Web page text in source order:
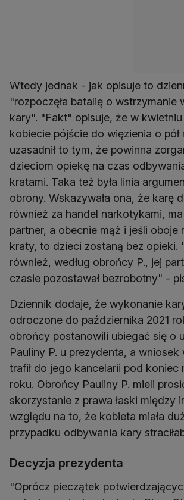
Wtedy jednak - jak opisuje to
"rozpoczęła batalię o wstrzymanie
kary". "Fakt" opisuje, że w kwietniu
kobiecie pójście do więzienia o pół
uzasadnił to tym, że powinna
dzieciom opiekę na czas
kratami. Taka też była linia
obrony. Wskazywała ona, że karę
również za handel narkotykami,
partner, a obecnie mąż i jeśli oboje
kraty, to dzieci zostaną bez opieki.
również, według obrońcy P., jej
czasie pozostawał bezrobotny" -
Dziennik dodaje, że wykonanie
odroczone do października 2021
obrońcy postanowili ubiegać się o
Pauliny P. u prezydenta, a wniosek
trafił do jego kancelarii pod koniec
roku. Obrońcy Pauliny P. mieli
skorzystanie z prawa łaski między
względu na to, że kobieta miała
przypadku odbywania kary
Decyzja prezydenta
"Oprócz pieczątek